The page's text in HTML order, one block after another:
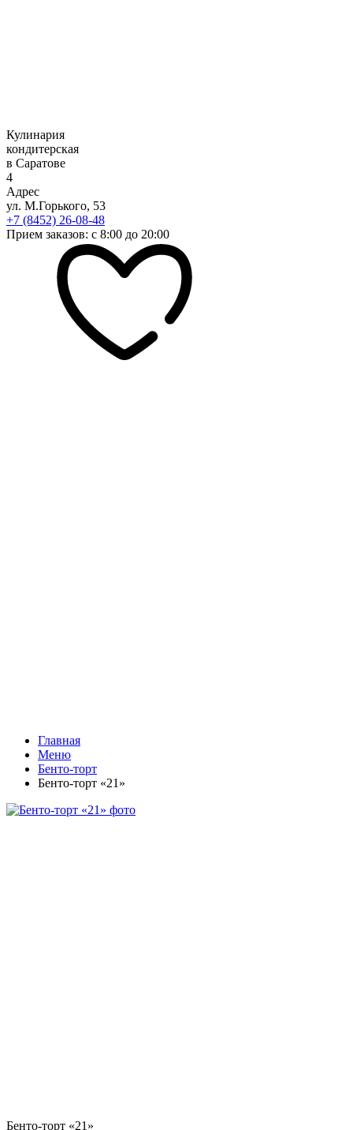
Кулинария
кондитерская
в Саратове
4
Адрес
ул. М.Горького, 53
+7 (8452) 26-08-48
Прием заказов: с 8:00 до 20:00
Главная
Меню
Бенто-торт
Бенто-торт «21»
Бенто-торт «21»